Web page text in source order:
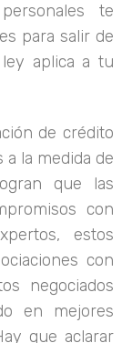
te
para salir de
aplica a tu
de crédito
la medida de
que las
con
estos
con
negociados
en mejores
que aclarar